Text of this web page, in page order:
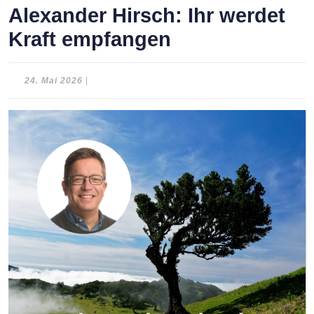
Alexander Hirsch: Ihr werdet
Kraft empfangen
24. Mai 2026 24.